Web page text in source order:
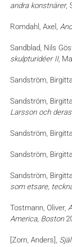
andra konstnärer,
Romdahl, Axel,
Sandblad, Nils
skulpturidéer II,
Sandström,
Sandström,
Larsson och
Sandström,
Sandström,
Sandström,
som etsare,
Tostmann, Oliver,
America, Boston
[Zorn, Anders],